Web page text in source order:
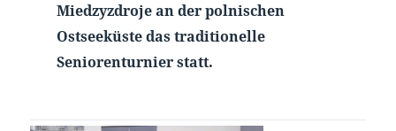
Miedzyzdroje an der polnischen
Ostseeküste das traditionelle
Seniorenturnier statt.